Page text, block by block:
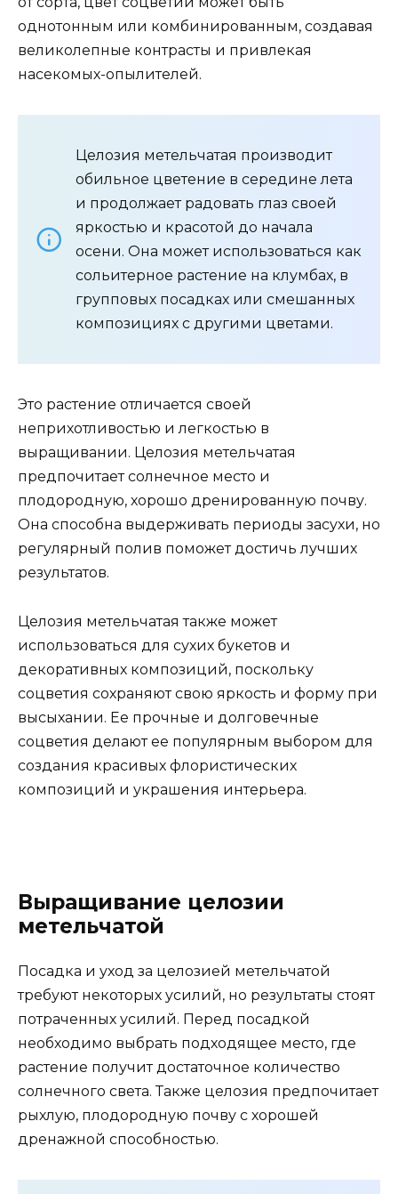
однотонным или комбинированным, создавая
великолепные контрасты и привлекая
насекомых-опылителей.
Целозия метельчатая производит
обильное цветение в середине лета
и продолжает радовать глаз своей
яркостью и красотой до начала
осени. Она может использоваться как
сольитерное растение на клумбах, в
групповых посадках или смешанных
композициях с другими цветами.
Это растение отличается своей
неприхотливостью и легкостью в
выращивании. Целозия метельчатая
предпочитает солнечное место и
плодородную, хорошо дренированную почву.
Она способна выдерживать периоды засухи, но
регулярный полив поможет достичь лучших
результатов.
Целозия метельчатая также может
использоваться для сухих букетов и
декоративных композиций, поскольку
соцветия сохраняют свою яркость и форму при
высыхании. Ее прочные и долговечные
соцветия делают ее популярным выбором для
создания красивых флористических
композиций и украшения интерьера.
Выращивание целозии
метельчатой
Посадка и уход за целозией метельчатой
требуют некоторых усилий, но результаты стоят
потраченных усилий. Перед посадкой
необходимо выбрать подходящее место, где
растение получит достаточное количество
солнечного света. Также целозия предпочитает
рыхлую, плодородную почву с хорошей
дренажной способностью.